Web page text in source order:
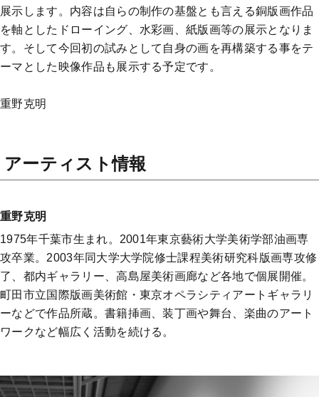
展示します。内容は自らの制作の基盤とも言える銅版画作品
を軸としたドローイング、水彩画、紙版画等の展示となりま
す。そして今回初の試みとして自身の画を再構築する事をテ
ーマとした映像作品も展示する予定です。
重野克明
アーティスト情報
重野克明
1975年千葉市生まれ。2001年東京藝術大学美術学部油画専
攻卒業。2003年同大学大学院修士課程美術研究科版画専攻修
了、都内ギャラリー、高島屋美術画廊など各地で個展開催。
町田市立国際版画美術館・東京オペラシティアートギャラリ
ーなどで作品所蔵。書籍挿画、装丁画や舞台、楽曲のアート
ワークなど幅広く活動を続ける。